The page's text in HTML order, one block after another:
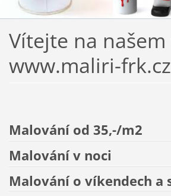
Vítejte na
www.maliri-frk.cz
Malování od 35,-/m2
Malování v noci
Malování o víkendech a